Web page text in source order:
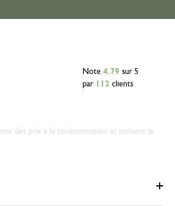
Note 4.79 sur 5
par
112 clients
des prix à la consommation et incluent la